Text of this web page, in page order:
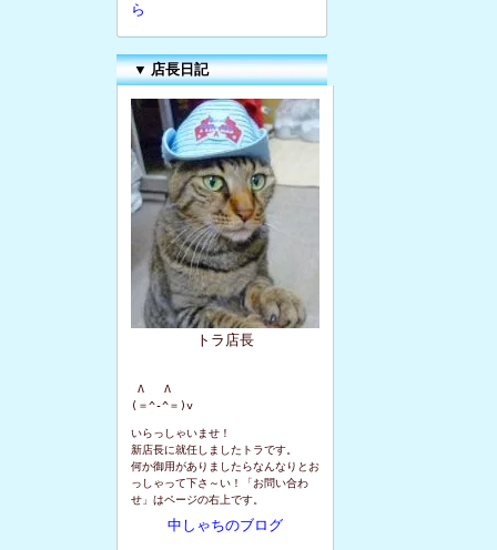
ら
▼ 店長日記
トラ店長
Λ   Λ
(＝^-^＝)v
いらっしゃいませ！
新店長に就任しましたトラです。
何か御用がありましたらなんなりとお
っしゃって下さ～い！「お問い合わ
せ」はページの右上です。
中しゃちのブログ